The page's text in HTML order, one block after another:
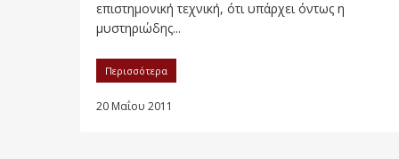
επιστημονική τεχνική, ότι υπάρχει όντως η
μυστηριώδης...
Περισσότερα
20 Μαΐου 2011